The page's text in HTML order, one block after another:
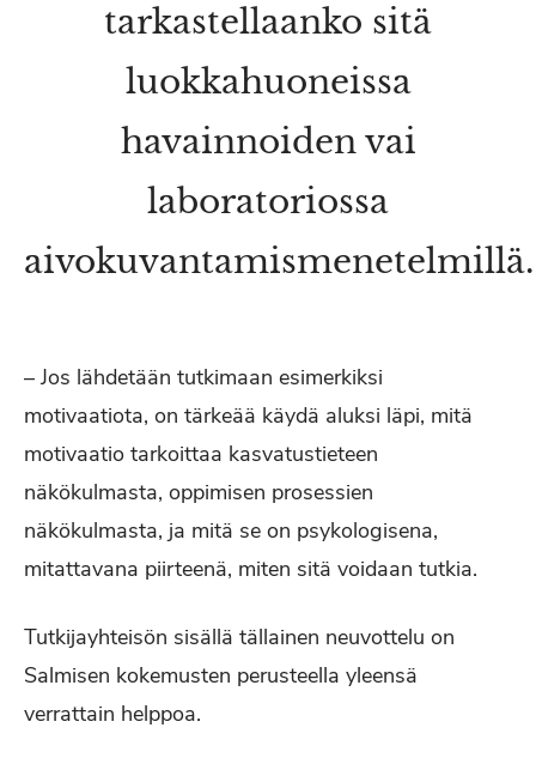
tarkastellaanko sitä
luokkahuoneissa
havainnoiden vai
laboratoriossa
aivokuvantamismenetelmillä.
– Jos lähdetään tutkimaan esimerkiksi
motivaatiota, on tärkeää käydä aluksi läpi, mitä
motivaatio tarkoittaa kasvatustieteen
näkökulmasta, oppimisen prosessien
näkökulmasta, ja mitä se on psykologisena,
mitattavana piirteenä, miten sitä voidaan tutkia.
Tutkijayhteisön sisällä tällainen neuvottelu on
Salmisen kokemusten perusteella yleensä
verrattain helppoa.